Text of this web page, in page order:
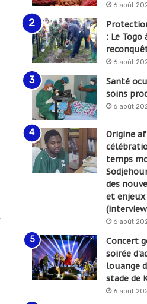
6 août
: Le Togo
6 août
Santé
soins
6 août
Origine
temps
des
et
6 août
Concert
soirée
louange
stade de
6 août